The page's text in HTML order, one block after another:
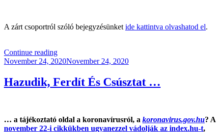
A zárt csoportról szóló bejegyzésünket ide kattintva olvashatod el.
Continue reading“KB044
–
húsz
(F*CK
Posted
November 24, 2020November 24, 2020
Hazudik, Ferdít És Csúsztat …
… a tájékoztató oldal a koronavírusról, a koronavirus.gov.hu? A
november 22-i cikkükben ugyanezzel vádolják az index.hu-t,